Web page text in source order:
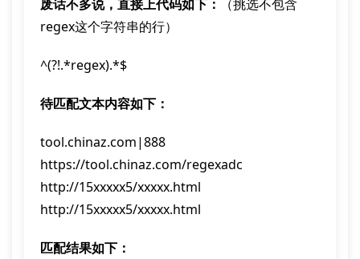
废话不多说，直接上代码如下：
（挑选不包含
regex这个字符串的行）
^(?!.*regex).*$
待匹配文本内容如下：
tool.chinaz.com|888
https://tool.chinaz.com/regexadc
http://15xxxxx5/xxxxx.html
http://15xxxxx5/xxxxx.html
匹配结果如下：